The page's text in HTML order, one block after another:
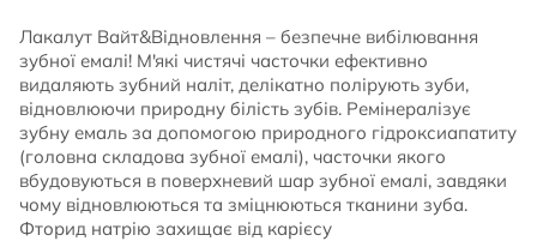
Лакалут Вайт&Відновлення – безпечне вибілювання
зубної емалі! М'які чистячі часточки ефективно
видаляють зубний наліт, делікатно полірують зуби,
відновлюючи природну білість зубів. Ремінералізує
зубну емаль за допомогою природного гідроксиапатиту
(головна складова зубної емалі), часточки якого
вбудовуються в поверхневий шар зубної емалі, завдяки
чому відновлюються та зміцнюються тканини зуба.
Фторид натрію захищає від карієсу